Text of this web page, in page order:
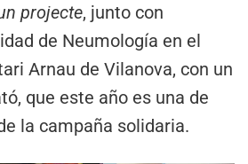
projecte, junto con
de Neumología en el
Arnau de Vilanova, con un
que este año es una de
la campaña solidaria.